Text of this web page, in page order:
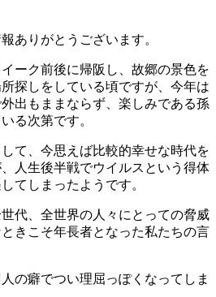
ありがとうございます。
ーク前後に帰阪し、故郷の景色を
探しをしている頃ですが、今年は
出もままならず、楽しみである孫
る次第です。
て、今思えば比較的幸せな時代を
人生後半戦でウイルスという得体
てしまったようです。
代、全世界の人々にとっての脅威
きこそ年長者となった私たちの言
の癖でつい理屈っぽくなってしま